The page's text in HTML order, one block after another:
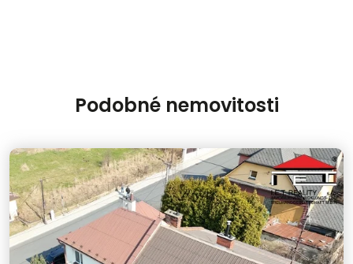
Podobné nemovitosti